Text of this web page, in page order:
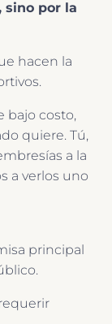
sino por la
hacen la
bajo costo,
quiere. Tú,
a la
a verlos uno
principal